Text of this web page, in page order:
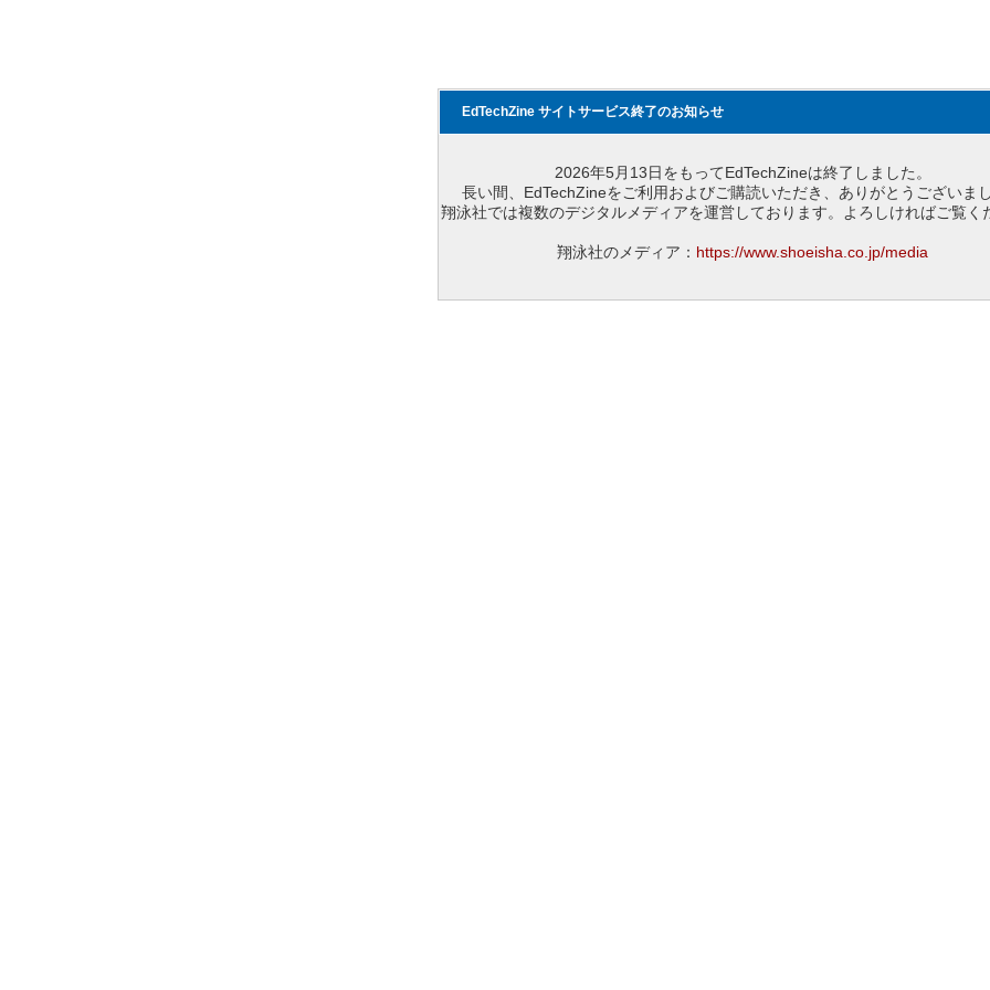
EdTechZine サイトサービス終了のお知らせ
2026年5月13日をもってEdTechZineは終了しました。
長い間、EdTechZineをご利用およびご購読いただき、ありがとうございまし
翔泳社では複数のデジタルメディアを運営しております。よろしければご覧く
翔泳社のメディア： https://www.shoeisha.co.jp/media